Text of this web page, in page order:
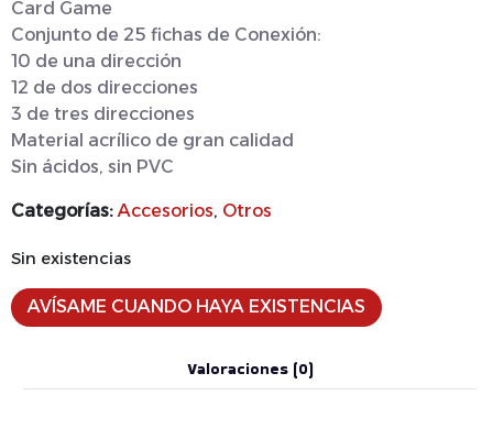
Card Game
Conjunto de 25 fichas de Conexión:
10 de una dirección
12 de dos direcciones
3 de tres direcciones
Material acrílico de gran calidad
Sin ácidos, sin PVC
Categorías: Accesorios, Otros
Sin existencias
AVÍSAME CUANDO HAYA EXISTENCIAS
Valoraciones (0)